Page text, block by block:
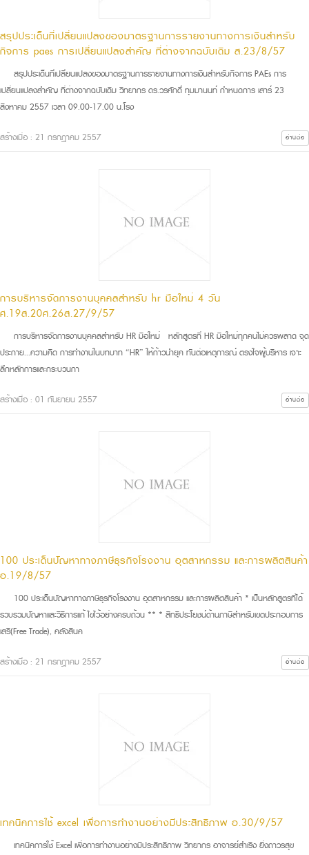
สรุปประเด็นที่เปลี่ยนแปลงของมาตรฐานการรายงานทางการเงินสำหรับ
กิจการ paes การเปลี่ยนแปลงสำคัญ ที่ต่างจากฉบับเดิม ส.23/8/57
สรุปประเด็นที่เปลี่ยนแปลงของมาตรฐานการรายงานทางการเงินสำหรับกิจการ PAEs การ
เปลี่ยนแปลงสำคัญ ที่ต่างจากฉบับเดิม วิทยากร ดร.วรศักดิ์ ทุมมานนท์ กำหนดการ เสาร์ 23
สิงหาคม 2557 เวลา 09.00-17.00 น.โรง
สร้างเมื่อ : 21 กรกฎาคม 2557 อ่านต่อ
การบริหารจัดการงานบุคคลสำหรับ hr มือใหม่ 4 วัน
ศ.19ส.20ศ.26ส.27/9/57
การบริหารจัดการงานบุคคลสำหรับ HR มือใหม่ หลักสูตรที่ HR มือใหม่ทุกคนไม่ควรพลาด จุด
ประกาย...ความคิด การทำงานในบทบาท “HR” ให้ก้าวนำยุค ทันต่อเหตุการณ์ ตรงใจผู้บริหาร เจาะ
ลึกหลักการและกระบวนกา
สร้างเมื่อ : 01 กันยายน 2557 อ่านต่อ
100 ประเด็นปัญหาทางภาษีธุรกิจโรงงาน อุตสาหกรรม และการผลิตสินค้า
อ.19/8/57
100 ประเด็นปัญหาทางภาษีธุรกิจโรงงาน อุตสาหกรรม และการผลิตสินค้า * เป็นหลักสูตรที่ได้
รวบรวมปัญหาและวิธีการแก้ ไขไว้อย่างครบถ้วน ** * สิทธิประโยชน์ด้านภาษีสำหรับเขตประกอบการ
เสรี(Free Trade), คลังสินค
สร้างเมื่อ : 21 กรกฎาคม 2557 อ่านต่อ
เทคนิคการใช้ excel เพื่อการทำงานอย่างมีประสิทธิภาพ อ.30/9/57
เทคนิคการใช้ Excel เพื่อการทำงานอย่างมีประสิทธิภาพ วิทยากร อาจารย์สำเริง ยิ่งถาวรสุข